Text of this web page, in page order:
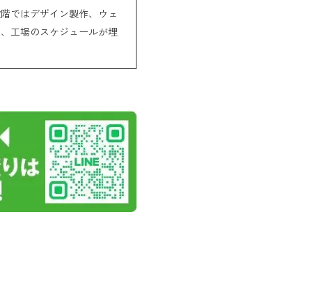
ではデザイン製作、ウェ
工場のスケジュールが埋